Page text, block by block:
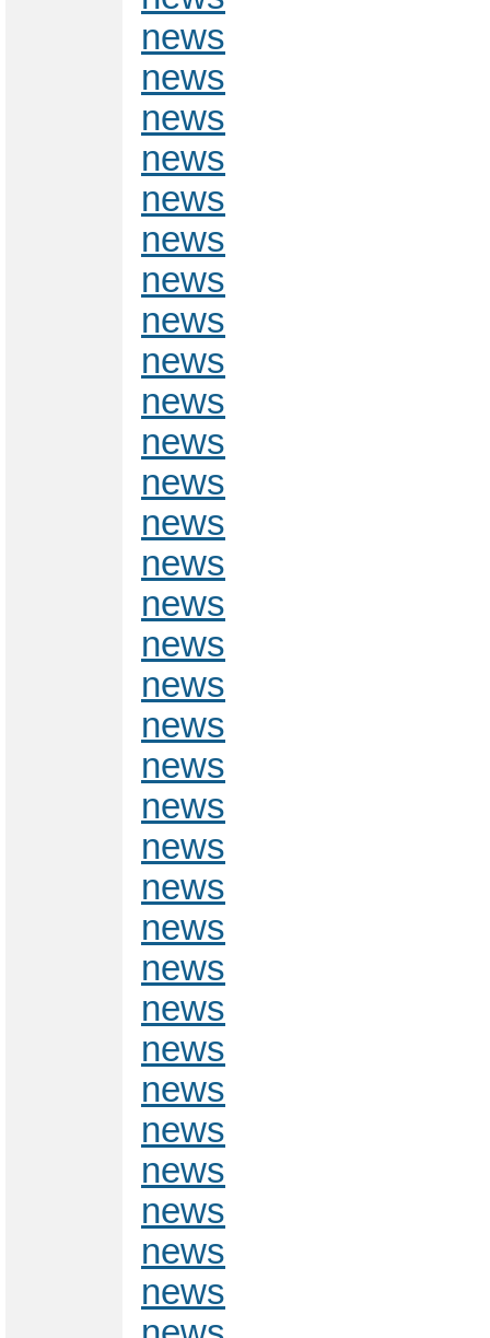
news
news
news
news
news
news
news
news
news
news
news
news
news
news
news
news
news
news
news
news
news
news
news
news
news
news
news
news
news
news
news
news